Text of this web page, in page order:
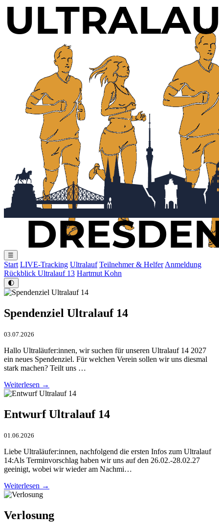
☰
Start LIVE-Tracking Ultralauf Teilnehmer & Helfer Anmeldung
Rückblick Ultralauf 13 Hartmut Kohn
🌓
Spendenziel Ultralauf 14
03.07.2026
Hallo Ultraläufer:innen, wir suchen für unseren Ultralauf 14 2027
ein neues Spendenziel. Für welchen Verein sollen wir uns diesmal
stark machen? Teilt uns …
Weiterlesen →
Entwurf Ultralauf 14
01.06.2026
Liebe Ultraläufer:innen, nachfolgend die ersten Infos zum Ultralauf
14:Als Terminvorschlag haben wir uns auf den 26.02.-28.02.27
geeinigt, wobei wir wieder am Nachmi…
Weiterlesen →
Verlosung